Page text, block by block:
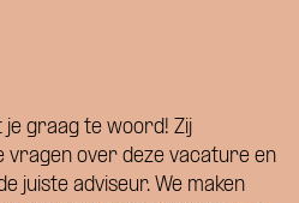
je graag te woord! Zij
vragen over deze vacature en
juiste adviseur. We maken